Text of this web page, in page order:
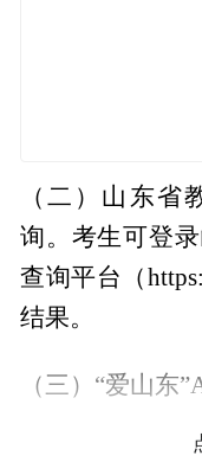
（二）山东省
询。考生可登
查询平台（
结果。
（三）“爱山东
（四）国家政务